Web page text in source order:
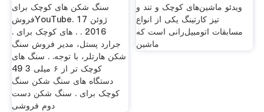
سنگ شکن های کوچک برای
فروشYouTube. 17 ژوئن
2016 . . های کوچک برای .
جرارد پستل، مدیر فروش سنگ
شکن هارتلر، با توجه. . سنگ های
کوچک تر از ۶ میلی 3 49
دستگاه های سنگ شکن سنگ
کوچک برای . سنگ شکن دست
دوم فروشی
ویدئو ماشین‌های کوچک و تند و
تیز کارتینگ یکی از انواع
مسابقات اتومبیل‌رانی است که
ماشین